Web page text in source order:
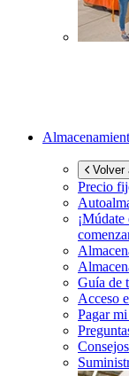
Volver
Precio
Guía de
Acceso
Pagar